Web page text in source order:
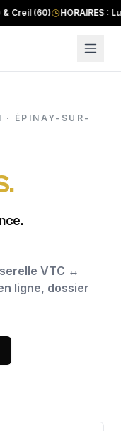
(60) HORAIRES :
· ÉPINAY-SUR-
VTC ↔
ligne, dossier